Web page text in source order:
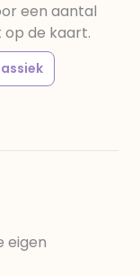
een aantal
de kaart.
eigen